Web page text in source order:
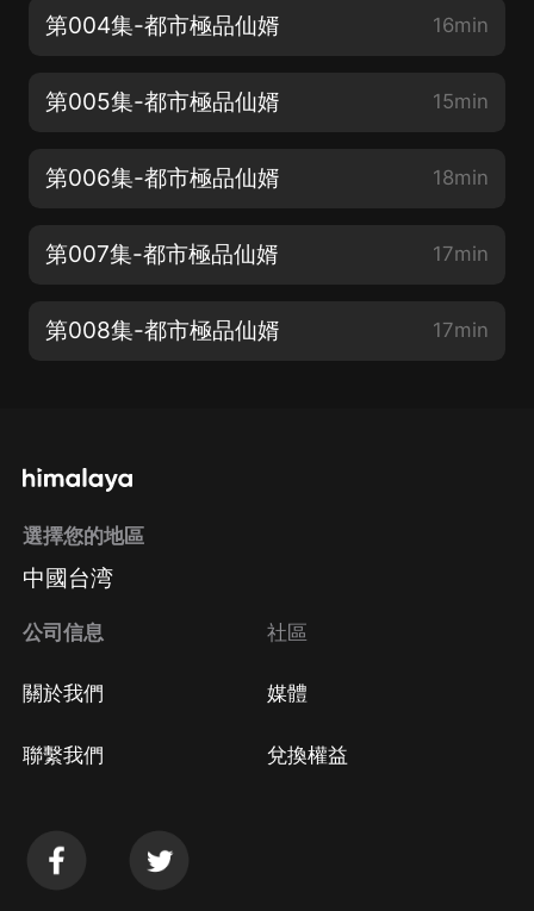
第004集-都市極品仙婿 16min
第005集-都市極品仙婿 15min
第006集-都市極品仙婿 18min
第007集-都市極品仙婿 17min
第008集-都市極品仙婿 17min
選擇您的地區
中國台湾
公司信息
關於我們
聯繫我們
社區
媒體
兌換權益